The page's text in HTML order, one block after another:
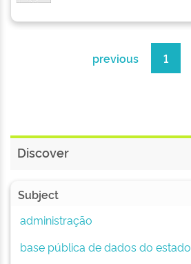
previous 1
Discover
Subject
administração
base pública de dados do estado